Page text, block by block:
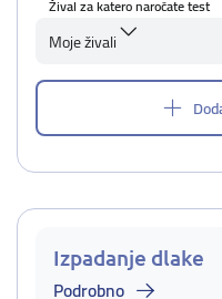
Žival za katero naročate test
Moje živali
Izpadanje dlake
Podrobno